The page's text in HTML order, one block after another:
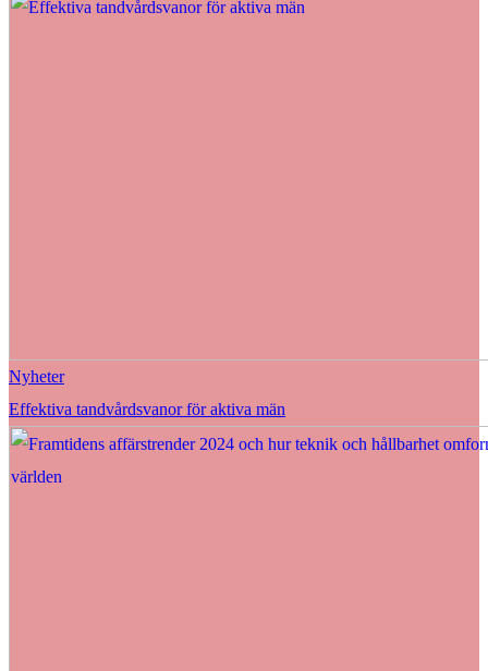
Nyheter
Effektiva tandvårdsvanor för aktiva män